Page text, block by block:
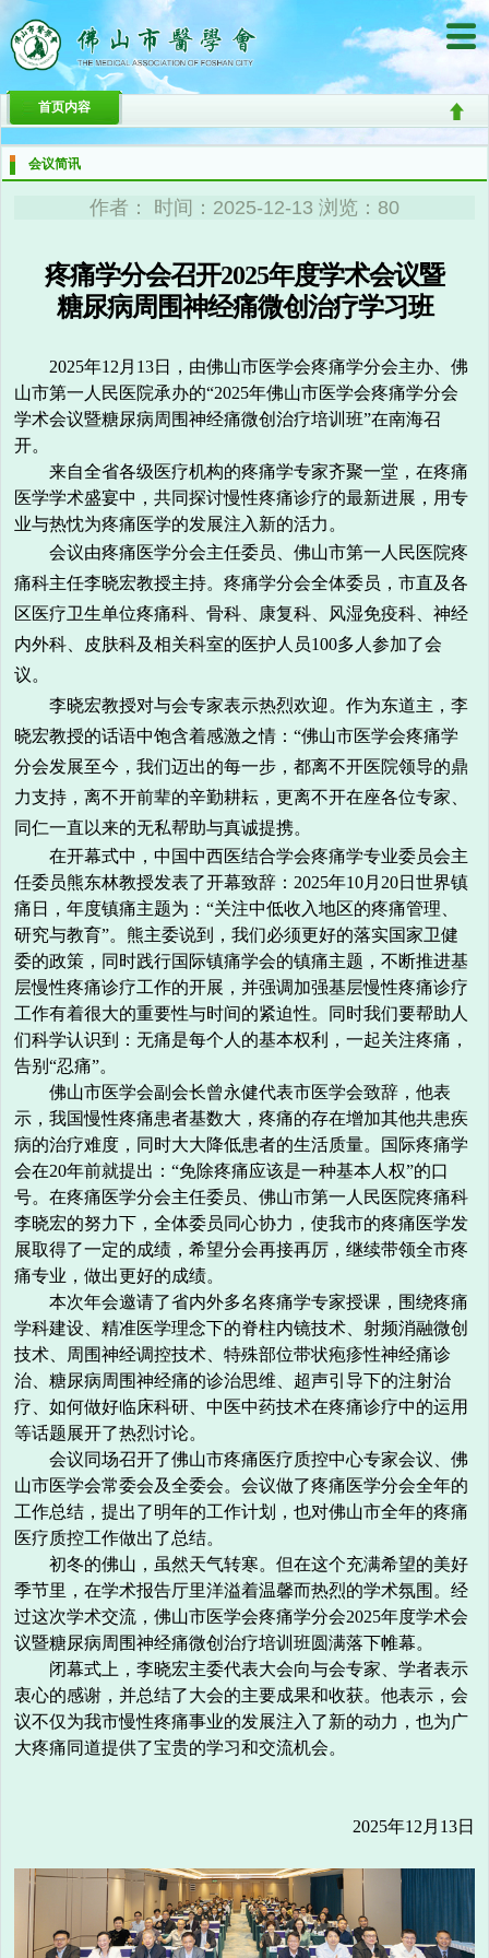
首页内容
会议简讯
作者： 时间：2025-12-13 浏览：80
疼痛学分会召开2025年度学术会议暨
糖尿病周围神经痛微创治疗学习班
2025年12月13日，由佛山市医学会疼痛学分会主办、佛
山市第一人民医院承办的“2025年佛山市医学会疼痛学分会
学术会议暨糖尿病周围神经痛微创治疗培训班”在南海召
开。
来自全省各级医疗机构的疼痛学专家齐聚一堂，在疼痛
医学学术盛宴中，共同探讨慢性疼痛诊疗的最新进展，用专
业与热忱为疼痛医学的发展注入新的活力。
会议由疼痛医学分会主任委员、佛山市第一人民医院疼
痛科主任李晓宏教授主持。疼痛学分会全体委员，市直及各
区医疗卫生单位疼痛科、骨科、康复科、风湿免疫科、神经
内外科、皮肤科及相关科室的医护人员100多人参加了会
议。
李晓宏教授对与会专家表示热烈欢迎。作为东道主，李
晓宏教授的话语中饱含着感激之情：“佛山市医学会疼痛学
分会发展至今，我们迈出的每一步，都离不开医院领导的鼎
力支持，离不开前辈的辛勤耕耘，更离不开在座各位专家、
同仁一直以来的无私帮助与真诚提携。
在开幕式中，中国中西医结合学会疼痛学专业委员会主
任委员熊东林教授发表了开幕致辞：2025年10月20日世界镇
痛日，年度镇痛主题为：“关注中低收入地区的疼痛管理、
研究与教育”。熊主委说到，我们必须更好的落实国家卫健
委的政策，同时践行国际镇痛学会的镇痛主题，不断推进基
层慢性疼痛诊疗工作的开展，并强调加强基层慢性疼痛诊疗
工作有着很大的重要性与时间的紧迫性。同时我们要帮助人
们科学认识到：无痛是每个人的基本权利，一起关注疼痛，
告别“忍痛”。
佛山市医学会副会长曾永健代表市医学会致辞，他表
示，我国慢性疼痛患者基数大，疼痛的存在增加其他共患疾
病的治疗难度，同时大大降低患者的生活质量。国际疼痛学
会在20年前就提出：“免除疼痛应该是一种基本人权”的口
号。在疼痛医学分会主任委员、佛山市第一人民医院疼痛科
李晓宏的努力下，全体委员同心协力，使我市的疼痛医学发
展取得了一定的成绩，希望分会再接再厉，继续带领全市疼
痛专业，做出更好的成绩。
本次年会邀请了省内外多名疼痛学专家授课，围绕疼痛
学科建设、精准医学理念下的脊柱内镜技术、射频消融微创
技术、周围神经调控技术、特殊部位带状疱疹性神经痛诊
治、糖尿病周围神经痛的诊治思维、超声引导下的注射治
疗、如何做好临床科研、中医中药技术在疼痛诊疗中的运用
等话题展开了热烈讨论。
会议同场召开了佛山市疼痛医疗质控中心专家会议、佛
山市医学会常委会及全委会。会议做了疼痛医学分会全年的
工作总结，提出了明年的工作计划，也对佛山市全年的疼痛
医疗质控工作做出了总结。
初冬的佛山，虽然天气转寒。但在这个充满希望的美好
季节里，在学术报告厅里洋溢着温馨而热烈的学术氛围。经
过这次学术交流，佛山市医学会疼痛学分会2025年度学术会
议暨糖尿病周围神经痛微创治疗培训班圆满落下帷幕。
闭幕式上，李晓宏主委代表大会向与会专家、学者表示
衷心的感谢，并总结了大会的主要成果和收获。他表示，会
议不仅为我市慢性疼痛事业的发展注入了新的动力，也为广
大疼痛同道提供了宝贵的学习和交流机会。
2025年12月13日